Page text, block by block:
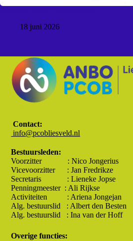
18 juni 2026
Contact:
info@pcobliesveld.nl
Bestuursleden:
Voorzitter : Nico Jongerius
Vicevoorzitter : Jan Fredrikze
Secretaris : Lieneke Jopse
Penningmeester : Ali Rijkse
Activiteiten : Ariena Jongejan
Alg. bestuurslid : Albert den Besten
Alg. bestuurslid : Ina van der Hoff
Overige functies: